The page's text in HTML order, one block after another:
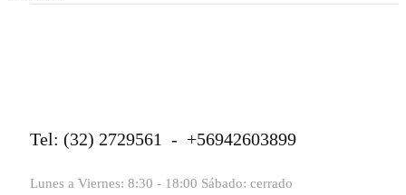
Tel: (32) 2729561 - +56942603899
Lunes a Viernes: 8:30 - 18:00 Sábado: cerrado